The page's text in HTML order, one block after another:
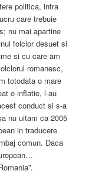
politica, intra
care trebuie
nu mai apartine
folclor desuet si
si cu care am
romanesc,
totodata o mare
o inflatie, l-au
conduct si s-a
nu uitam ca 2005
in traducere
comun. Daca